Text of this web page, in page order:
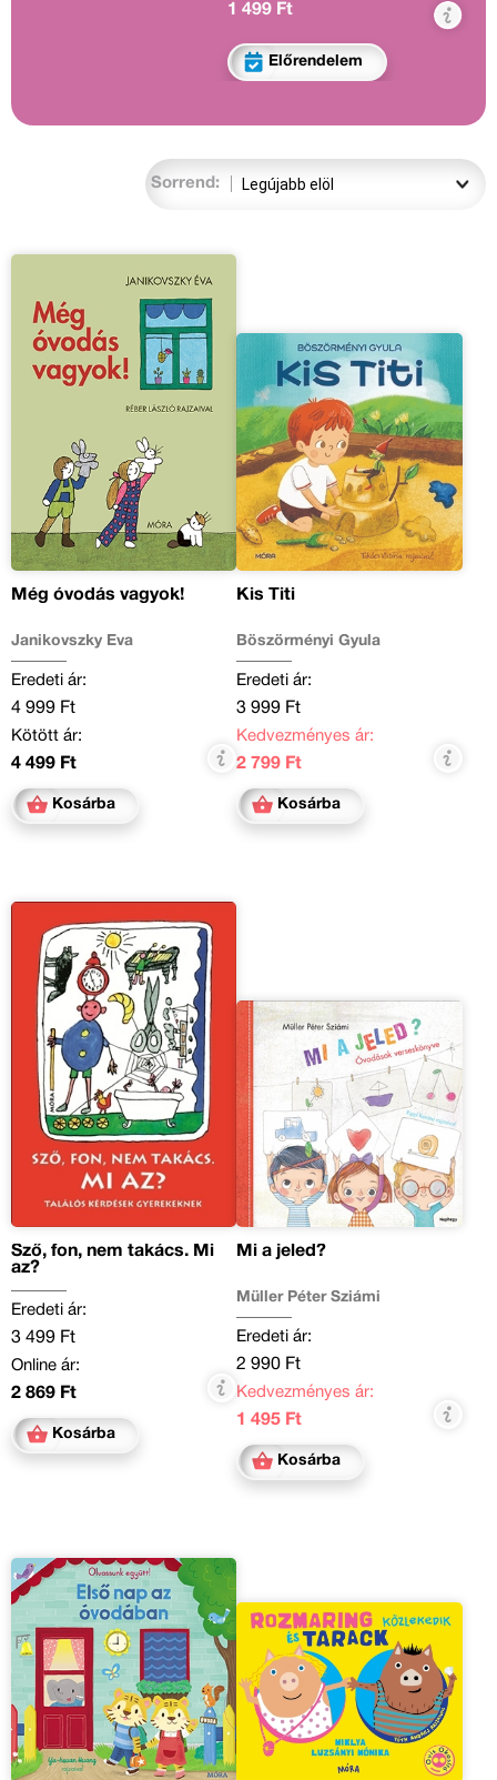
1 499 Ft
Előrendelem
Sorrend:
Még óvodás vagyok!
Janikovszky Éva
Eredeti ár:
4 999 Ft
Kötött ár:
4 499 Ft
Kosárba
Kis Titi
Böszörményi Gyula
Eredeti ár:
3 999 Ft
Kedvezményes ár:
2 799 Ft
Kosárba
Sző, fon, nem takács. Mi
az?
Eredeti ár:
3 499 Ft
Online ár:
2 869 Ft
Kosárba
Mi a jeled?
Müller Péter Sziámi
Eredeti ár:
2 990 Ft
Kedvezményes ár:
1 495 Ft
Kosárba